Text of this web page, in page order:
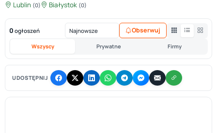
Lublin (0) Białystok (0)
0 ogłoszeń
Wszyscy Prywatne Firmy
Obserwuj
UDOSTĘPNIJ